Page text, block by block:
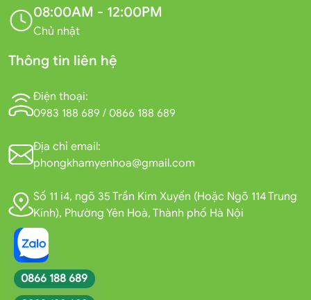
08:00AM - 12:00PM
Chủ nhật
Thông tin liên hệ
Điện thoại:
0983 188 689 / 0866 188 689
Địa chỉ email:
phongkhamyenhoa@gmail.com
Số 11 i4, ngõ 35 Trần Kim Xuyến (Hoặc Ngõ 114 Trung
Kính), Phường Yên Hoà, Thành phố Hà Nội
0866 188 689